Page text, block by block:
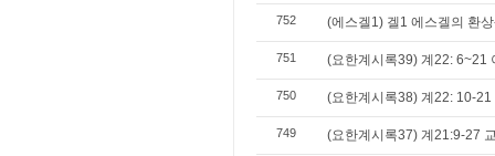
752 (에스겔1) 겔1 에스겔의 환
751 (요한계시록39) 계22: 6~21
750 (요한계시록38) 계22: 10-
749 (요한계시록37) 계21:9-27